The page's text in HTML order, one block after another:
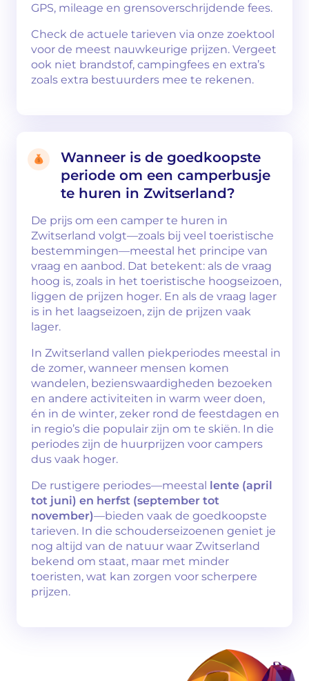
GPS, mileage en grensoverschrijdende fees.
Check de actuele tarieven via onze zoektool
voor de meest nauwkeurige prijzen. Vergeet
ook niet brandstof, campingfees en extra’s
zoals extra bestuurders mee te rekenen.
Wanneer is de goedkoopste
periode om een camperbusje
te huren in Zwitserland?
De prijs om een camper te huren in
Zwitserland volgt—zoals bij veel toeristische
bestemmingen—meestal het principe van
vraag en aanbod. Dat betekent: als de vraag
hoog is, zoals in het toeristische hoogseizoen,
liggen de prijzen hoger. En als de vraag lager
is in het laagseizoen, zijn de prijzen vaak
lager.
In Zwitserland vallen piekperiodes meestal in
de zomer, wanneer mensen komen
wandelen, bezienswaardigheden bezoeken
en andere activiteiten in warm weer doen,
én in de winter, zeker rond de feestdagen en
in regio’s die populair zijn om te skiën. In die
periodes zijn de huurprijzen voor campers
dus vaak hoger.
De rustigere periodes—meestal lente (april
tot juni) en herfst (september tot
november)—bieden vaak de goedkoopste
tarieven. In die schouderseizoenen geniet je
nog altijd van de natuur waar Zwitserland
bekend om staat, maar met minder
toeristen, wat kan zorgen voor scherpere
prijzen.